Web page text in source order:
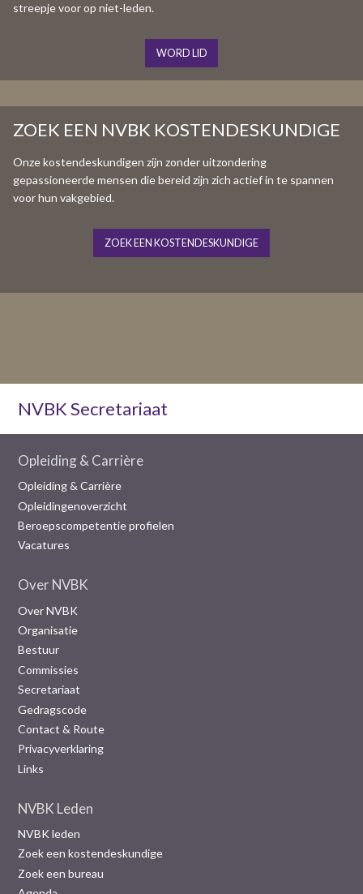
streepje voor op niet-leden.
WORD LID
ZOEK EEN NVBK KOSTENDESKUNDIGE
Onze kostendeskundigen zijn zonder uitzondering
gepassioneerde mensen die bereid zijn zich actief in te spannen
voor hun vakgebied.
ZOEK EEN KOSTENDESKUNDIGE
NVBK Secretariaat
Opleiding & Carrière
Opleiding & Carrière
Opleidingenoverzicht
Beroepscompetentie profielen
Vacatures
Over NVBK
Over NVBK
Organisatie
Bestuur
Commissies
Secretariaat
Gedragscode
Contact & Route
Privacyverklaring
Links
NVBK Leden
NVBK leden
Zoek een kostendeskundige
Zoek een bureau